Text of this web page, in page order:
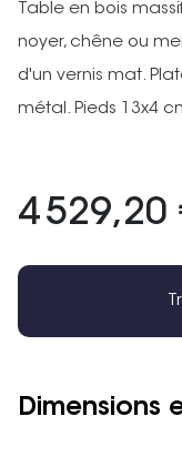
Table en bois
noyer, chêne ou
d'un vernis mat.
métal. Pieds 13x4
4 529,20
Dimensions